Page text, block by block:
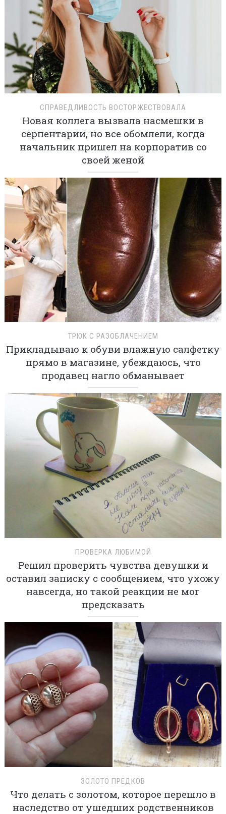
СПРАВЕДЛИВОСТЬ ВОСТОРЖЕСТВОВАЛА
Новая коллега вызвала насмешки в
серпентарии, но все обомлели, когда
начальник пришел на корпоратив со
своей женой
ТРЮК С РАЗОБЛАЧЕНИЕМ
Прикладываю к обуви влажную салфетку
прямо в магазине, убеждаюсь, что
продавец нагло обманывает
ПРОВЕРКА ЛЮБИМОЙ
Решил проверить чувства девушки и
оставил записку с сообщением, что ухожу
навсегда, но такой реакции не мог
предсказать
ЗОЛОТО ПРЕДКОВ
Что делать с золотом, которое перешло в
наследство от ушедших родственников